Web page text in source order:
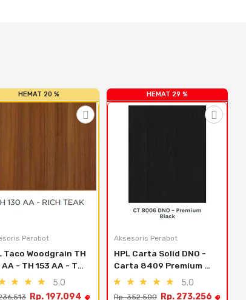
HEMAT 20 %
Perabot
Taco Woodgrain TH
AA - TH 153 AA - Th
Aa - Midnight 5.0
Rp. 197.094
HEMAT 29 %
Aksesoris Perabot
HPL Carta Solid DNO -
Carta 8409 Premium
White Dno
5.0
Rp. 352.500 Rp. 273.256